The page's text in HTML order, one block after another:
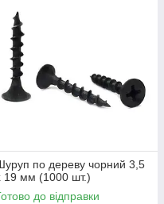
по дереву чорний 3,5
19 мм (1000 шт.)
до відправки